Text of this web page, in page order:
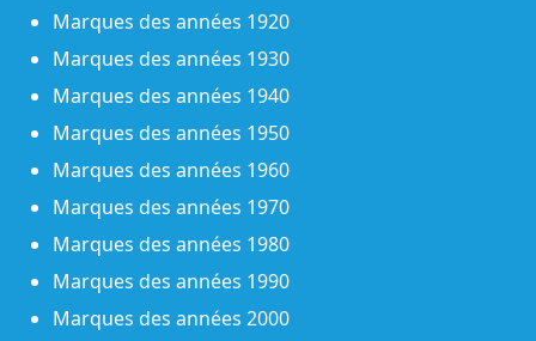
Marques des années 1920
Marques des années 1930
Marques des années 1940
Marques des années 1950
Marques des années 1960
Marques des années 1970
Marques des années 1980
Marques des années 1990
Marques des années 2000